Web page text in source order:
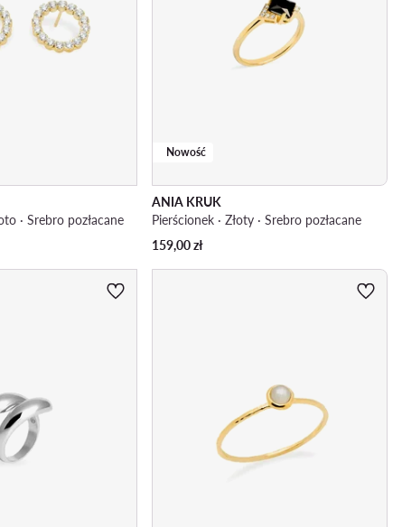
· Srebro pozłacane
Nowość
ANIA KRUK
Pierścionek · Złoty · Srebro pozłacane
159,00zł